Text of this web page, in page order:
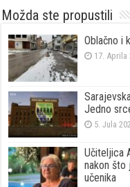
Možda ste propustili
Oblačno i
17. Aprila
Jedno
5. Jula
Učiteljica
nakon što
učenika